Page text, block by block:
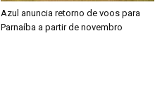
Azul anuncia retorno de voos para
Parnaíba a partir de novembro